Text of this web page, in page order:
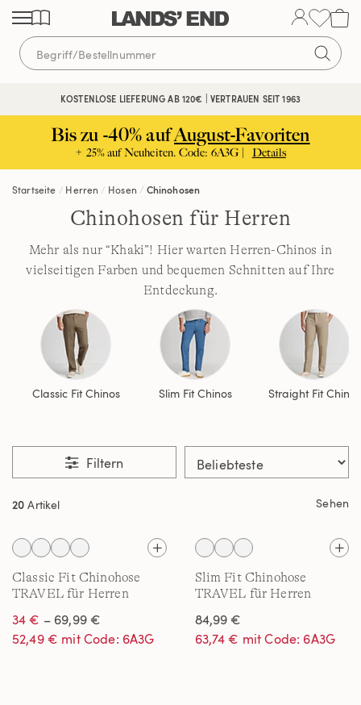
Direkt
zum
Inhalt
Direkt
zur
Navigation
Direkt
zur
Suche
KOSTENLOSE LIEFERUNG AB 120€ | VERTRAUEN SEIT 1963
Bis zu -40% aufAugust-Favoriten
+ 25% auf Neuheiten. Code: 6A3G | Details
Startseite Herren Hosen Chinohosen
Chinohosen für Herren
Mehr als nur “Khaki”! Hier warten Herren-Chinos in
vielseitigen Farben und bequemen Schnitten auf Ihre
Entdeckung.
Classic Fit Chinos Slim Fit Chinos Straight Fit Chinos
Filtern
20 Artikel Sehen
Classic Fit Chinohose
TRAVEL für Herren
34 € – 69,99 €
52,49 € mit Code: 6A3G
Slim Fit Chinohose
TRAVEL für Herren
84,99 €
63,74 € mit Code: 6A3G